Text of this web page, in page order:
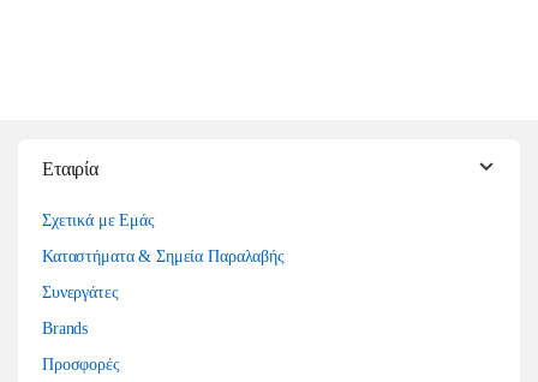
Εταιρία
Σχετικά με Εμάς
Καταστήματα & Σημεία Παραλαβής
Συνεργάτες
Brands
Προσφορές